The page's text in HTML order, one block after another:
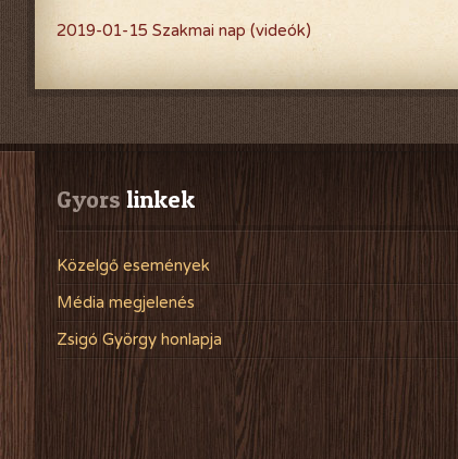
2019-01-15 Szakmai nap (videók)
Gyors linkek
Közelgő események
Média megjelenés
Zsigó György honlapja